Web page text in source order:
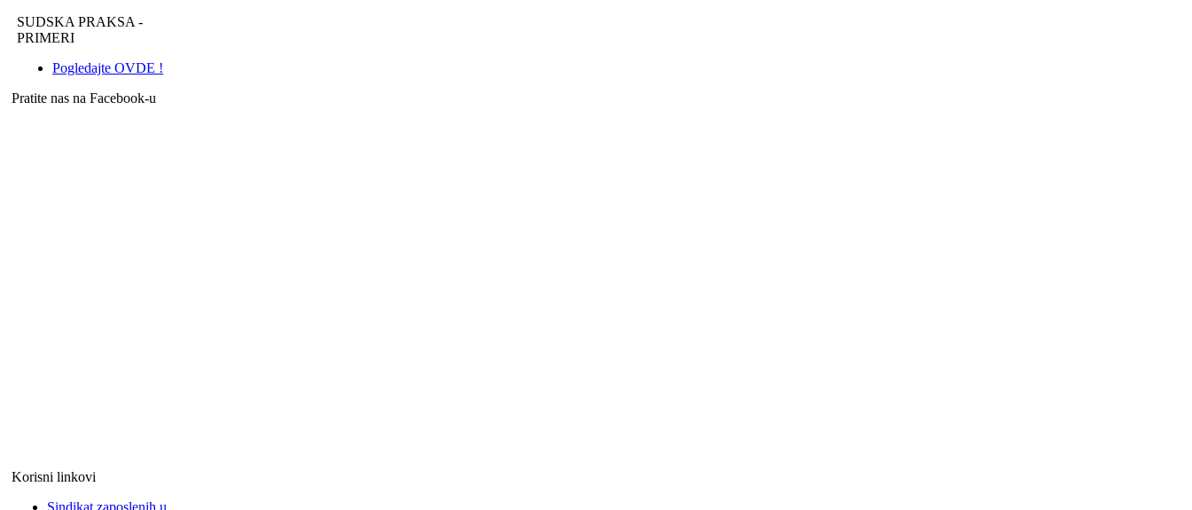
SUDSKA PRAKSA -
PRIMERI
Pogledajte OVDE !
Pratite nas na Facebook-u
Korisni linkovi
Sindikat zaposlenih u